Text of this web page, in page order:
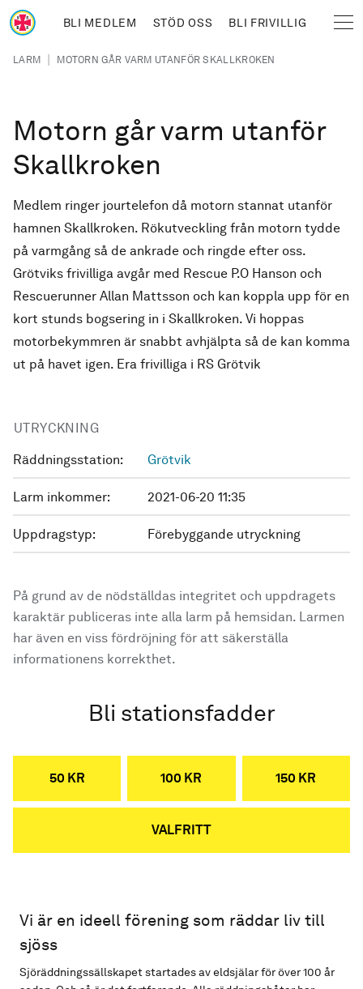
Hoppa till huvudinnehåll
BLI MEDLEM STÖD OSS BLI FRIVILLIG
Länkstig
LARM | MOTORN GÅR VARM UTANFÖR SKALLKROKEN
Motorn går varm utanför
Skallkroken
Medlem ringer jourtelefon då motorn stannat utanför
hamnen Skallkroken. Rökutveckling från motorn tydde
på varmgång så de ankrade och ringde efter oss.
Grötviks frivilliga avgår med Rescue P.O Hanson och
Rescuerunner Allan Mattsson och kan koppla upp för en
kort stunds bogsering in i Skallkroken. Vi hoppas
motorbekymmren är snabbt avhjälpta så de kan komma
ut på havet igen. Era frivilliga i RS Grötvik
UTRYCKNING
Räddningsstation: Grötvik
Larm inkommer: 2021-06-20 11:35
Uppdragstyp: Förebyggande utryckning
På grund av de nödställdas integritet och uppdragets
karaktär publiceras inte alla larm på hemsidan. Larmen
har även en viss fördröjning för att säkerställa
informationens korrekthet.
Bli stationsfadder
50 KR 100 KR 150 KR
VALFRITT
Vi är en ideell förening som räddar liv till
sjöss
Sjöräddningssällskapet startades av eldsjälar för över 100 år